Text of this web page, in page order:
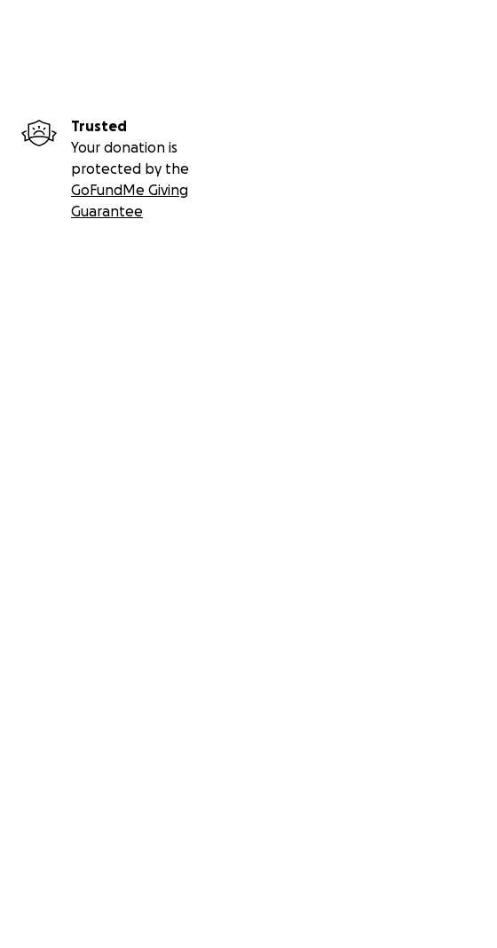
Trusted
Your donation is
protected by the
GoFundMe Giving
Guarantee